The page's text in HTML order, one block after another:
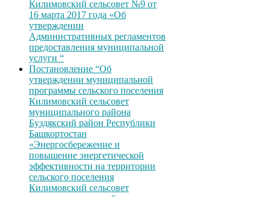
Килимовский сельсовет №9 от
16 марта 2017 года «Об
утверждении
Административных регламентов
предоставления муниципальной
услуги “
Постановление “Об
утверждении муниципальной
программы сельского поселения
Килимовский сельсовет
муниципального района
Буздякский район Республики
Башкортостан
«Энергосбережение и
повышение энергетической
эффективности на территории
сельского поселения
Килимовский сельсовет